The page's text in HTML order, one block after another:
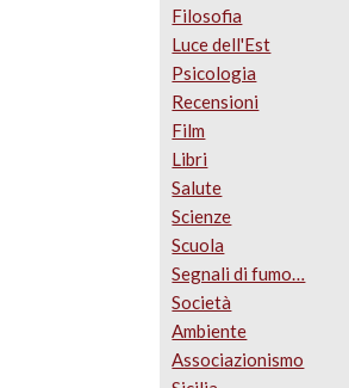
Filosofia
Luce dell'Est
Psicologia
Recensioni
Film
Libri
Salute
Scienze
Scuola
Segnali di fumo…
Società
Ambiente
Associazionismo